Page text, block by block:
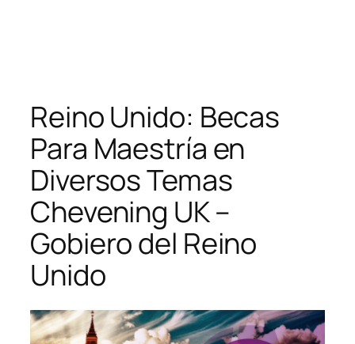
Reino Unido: Becas
Para Maestría en
Diversos Temas
Chevening UK –
Gobiero del Reino
Unido